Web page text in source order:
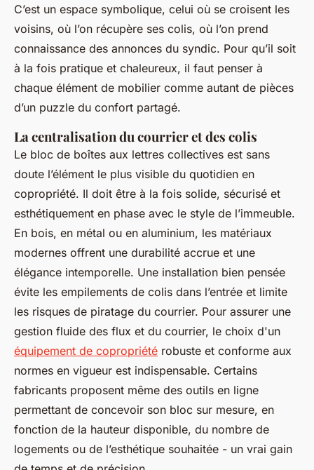
C’est un espace symbolique, celui où se croisent les
voisins, où l’on récupère ses colis, où l’on prend
connaissance des annonces du syndic. Pour qu’il soit
à la fois pratique et chaleureux, il faut penser à
chaque élément de mobilier comme autant de pièces
d’un puzzle du confort partagé.
La centralisation du courrier et des colis
Le bloc de boîtes aux lettres collectives est sans
doute l’élément le plus visible du quotidien en
copropriété. Il doit être à la fois solide, sécurisé et
esthétiquement en phase avec le style de l’immeuble.
En bois, en métal ou en aluminium, les matériaux
modernes offrent une durabilité accrue et une
élégance intemporelle. Une installation bien pensée
évite les empilements de colis dans l’entrée et limite
les risques de piratage du courrier. Pour assurer une
gestion fluide des flux et du courrier, le choix d'un
équipement de copropriété robuste et conforme aux
normes en vigueur est indispensable. Certains
fabricants proposent même des outils en ligne
permettant de concevoir son bloc sur mesure, en
fonction de la hauteur disponible, du nombre de
logements ou de l’esthétique souhaitée - un vrai gain